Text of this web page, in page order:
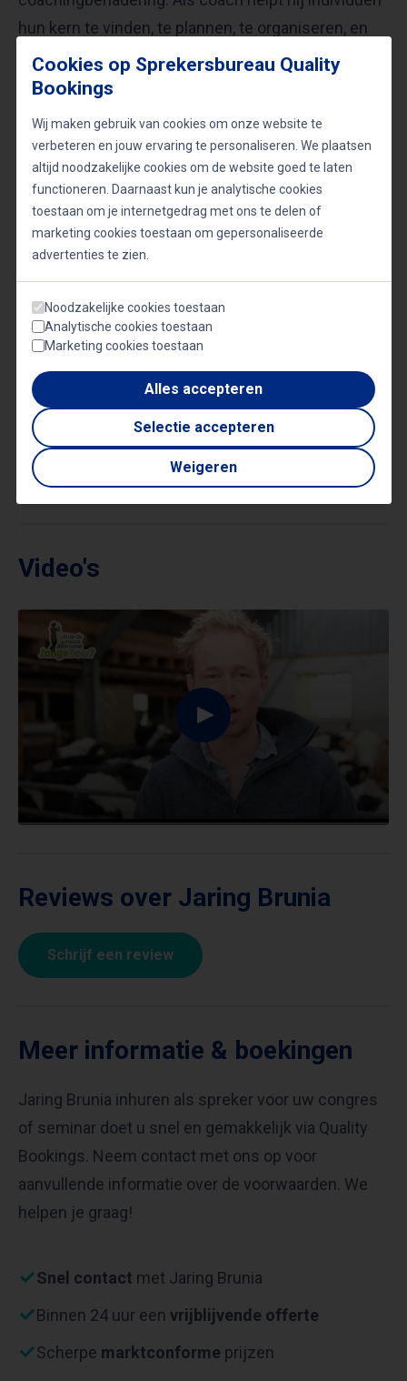
hun kern te vinden, te plannen, te organiseren, en
uiteindelijk hun dromen te verwezenlijken.
De reis van Jaring Brunia, van een onervaren boer
tot een succesvolle ondernemer en coach, is een
verhaal van visie, doorzettingsvermogen, en
persoonlijke groei. Zijn lezingen zijn een bron van
inspiratie en praktische inzichten voor iedereen die
geïnteresseerd is in duurzaamheid, landbouw, en
persoonlijke ontwikkeling. Boek Jaring voor je
evenement en laat je publiek inspireren door zijn
unieke verhaal en praktische wijsheid.
Onderwerpen
Doorzettingsvermogen Duurzaamheid
Video's
Reviews over Jaring Brunia
Schrijf een review
Meer informatie & boekingen
Jaring Brunia inhuren als spreker voor uw congres
of seminar doet u snel en gemakkelijk via Quality
Bookings. Neem contact met ons op voor
aanvullende informatie over de voorwaarden. We
helpen je graag!
Snel contact met Jaring Brunia
Binnen 24 uur een vrijblijvende offerte
Scherpe marktconforme prijzen
Cookies op Sprekersbureau Quality
Bookings
Wij maken gebruik van cookies om onze website te
verbeteren en jouw ervaring te personaliseren. We plaatsen
altijd noodzakelijke cookies om de website goed te laten
functioneren. Daarnaast kun je analytische cookies
toestaan om je internetgedrag met ons te delen of
marketing cookies toestaan om gepersonaliseerde
advertenties te zien.
Noodzakelijke cookies toestaan
Analytische cookies toestaan
Marketing cookies toestaan
Alles accepteren
Selectie accepteren
Weigeren